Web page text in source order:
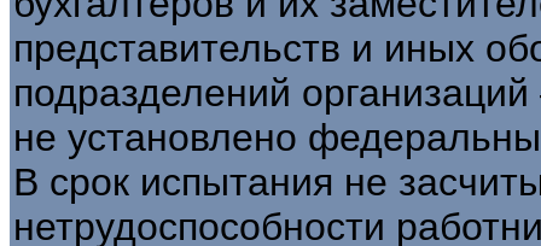
представительств и иных
подразделений
не установлено
В срок испытания не
нетрудоспособности